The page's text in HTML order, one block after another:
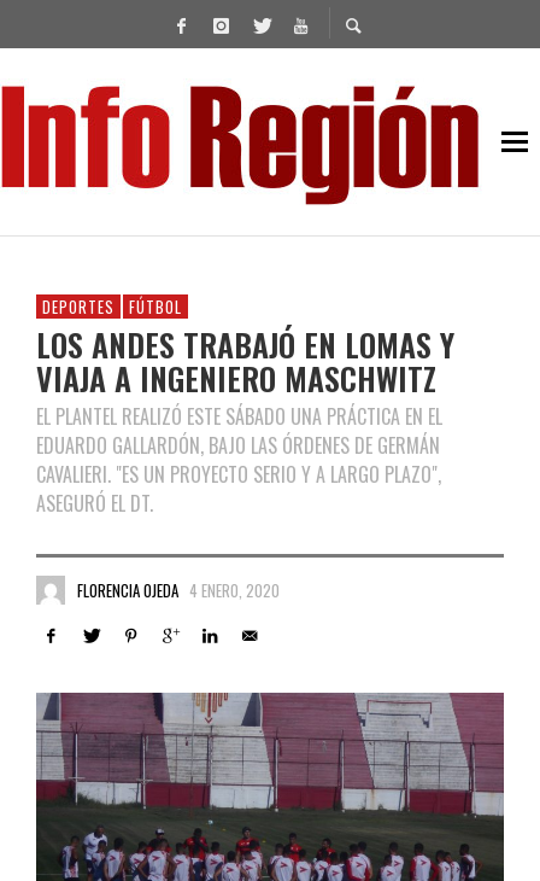
DEPORTES FÚTBOL
LOS ANDES TRABAJÓ EN LOMAS Y
VIAJA A INGENIERO MASCHWITZ
EL PLANTEL REALIZÓ ESTE SÁBADO UNA PRÁCTICA EN EL
EDUARDO GALLARDÓN, BAJO LAS ÓRDENES DE GERMÁN
CAVALIERI. "ES UN PROYECTO SERIO Y A LARGO PLAZO",
ASEGURÓ EL DT.
FLORENCIA OJEDA 4 ENERO, 2020